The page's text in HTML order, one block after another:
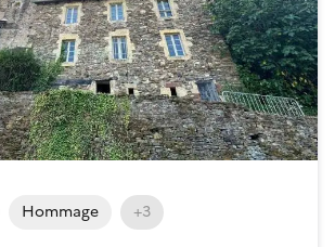
Hommage +3